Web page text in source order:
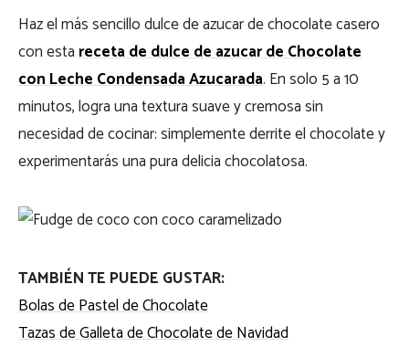
Haz el más sencillo dulce de azucar de chocolate casero
con estareceta de dulce de azucar de Chocolate
con Leche Condensada Azucarada. En solo 5 a 10
minutos, logra una textura suave y cremosa sin
necesidad de cocinar: simplemente derrite el chocolate y
experimentarás una pura delicia chocolatosa.
TAMBIÉN TE PUEDE GUSTAR:
Bolas de Pastel de Chocolate
Tazas de Galleta de Chocolate de Navidad